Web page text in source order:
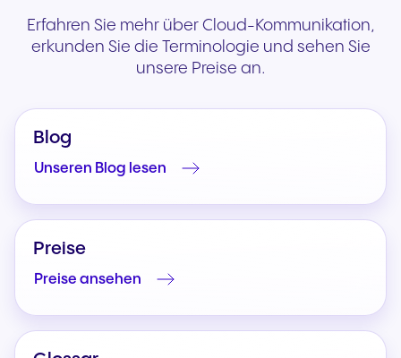
Erfahren Sie mehr über Cloud-Kommunikation,
erkunden Sie die Terminologie und sehen Sie
unsere Preise an.
Blog
Unseren Blog lesen
Preise
Preise ansehen